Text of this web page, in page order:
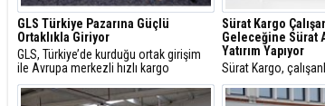
GLS Türkiye Pazarına Güçlü
Ortaklıkla Giriyor
GLS, Türkiye’de kurduğu ortak girişim
ile Avrupa merkezli hızlı kargo
sağlayıcısı olarak Türkiye pazarına giriş
yapıyor
Sürat Kargo
Geleceğine Sürat
Yatırım Yapıyor
Sürat Kargo,
katkıda bulunmak
Akademi